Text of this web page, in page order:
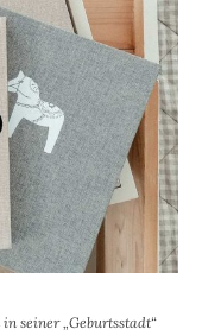
seiner „Geburtsstadt“